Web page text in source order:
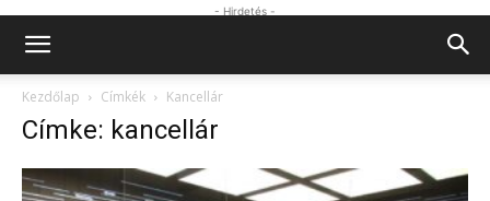
- Hirdetés -
Kezdőlap Címkék Kancellár
Címke: kancellár